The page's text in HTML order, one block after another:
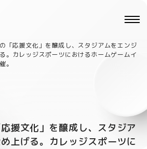
「応援文化」を醸成し、スタジアムをエンジ
。カレッジスポーツにおけるホームゲームイ
。
援文化」を醸成し、スタジア
上げる。カレッジスポーツに